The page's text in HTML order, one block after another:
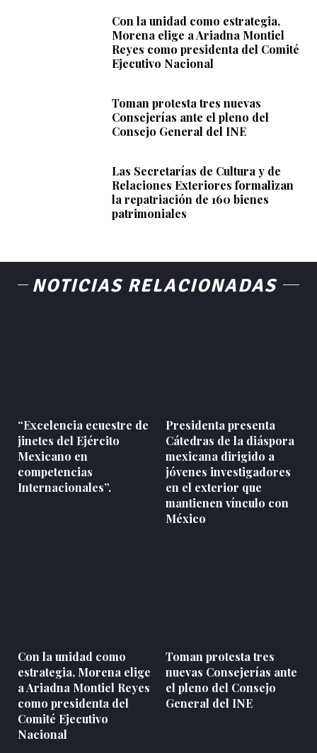
Con la unidad como estrategia,
Morena elige a Ariadna Montiel
Reyes como presidenta del Comité
Ejecutivo Nacional
Toman protesta tres nuevas
Consejerías ante el pleno del
Consejo General del INE
Las Secretarías de Cultura y de
Relaciones Exteriores formalizan
la repatriación de 160 bienes
patrimoniales
NOTICIAS RELACIONADAS
“Excelencia ecuestre de
jinetes del Ejército
Mexicano en
competencias
Internacionales”.
Presidenta presenta
Cátedras de la diáspora
mexicana dirigido a
jóvenes investigadores
en el exterior que
mantienen vínculo con
México
Con la unidad como
estrategia, Morena elige
a Ariadna Montiel Reyes
como presidenta del
Comité Ejecutivo
Nacional
Toman protesta tres
nuevas Consejerías ante
el pleno del Consejo
General del INE